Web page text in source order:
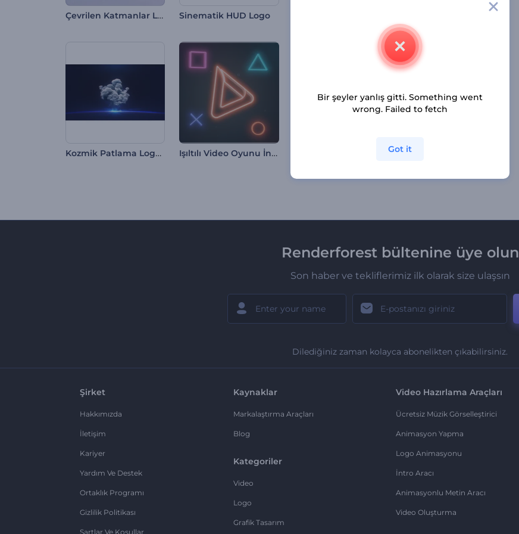
Çevrilen Katmanlar Logo Gösterimi Sinematik HUD Logo
Kozmik Patlama Logo Gösterimi Işıltılı Video Oyunu İntro Parlayan Ateş Giriş Videosu
Renderforest bültenine üye olun
Son haber ve tekliflerimiz ilk olarak size ulaşsın
Dilediğiniz zaman kolayca abonelikten çıkabilirsiniz.
Şirket
Hakkımızda
İletişim
Kariyer
Yardım Ve Destek
Ortaklık Programı
Gizlilik Politikası
Şartlar Ve Koşullar
Kaynaklar
Markalaştırma Araçları
Blog
Kategoriler
Video
Logo
Grafik Tasarım
Video Hazırlama Araçları
Ücretsiz Müzik Görselleştirici
Animasyon Yapma
Logo Animasyonu
İntro Aracı
Animasyonlu Metin Aracı
Video Oluşturma
Bir şeyler yanlış gitti. Something went
wrong. Failed to fetch
Got it